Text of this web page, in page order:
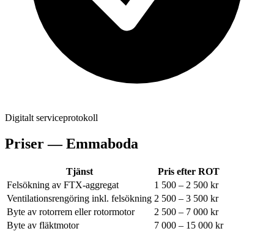
Digitalt serviceprotokoll
Priser —Emmaboda
Tjänst
Pris efter ROT
Felsökning av FTX-aggregat
1 500 – 2 500 kr
Ventilationsrengöring inkl. felsökning 2 500 – 3 500 kr
Byte av rotorrem eller rotormotor
2 500 – 7 000 kr
Byte av fläktmotor
7 000 – 15 000 kr